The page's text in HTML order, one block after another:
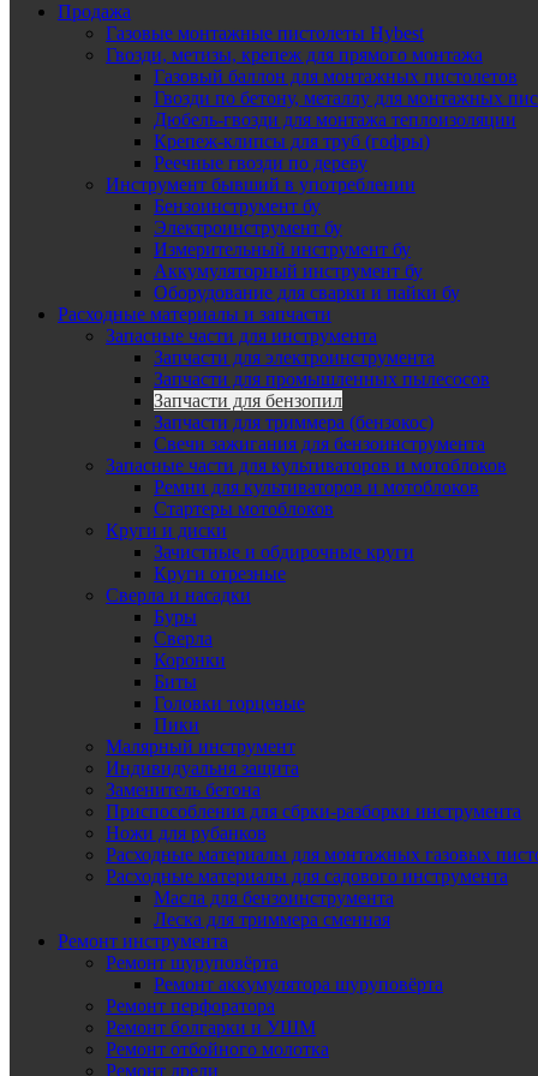
Продажа
Газовые монтажные пистолеты Hybest
Гвозди, метизы, крепеж для прямого монтажа
Газовый баллон для монтажных пистолетов
Гвозди по бетону, металлу для монтажных
Дюбель-гвозди для монтажа теплоизоляции
Крепеж-клипсы для труб (гофры)
Реечные гвозди по дереву
Инструмент бывший в употреблении
Бензоинструмент бу
Электроинструмент бу
Измерительный инструмент бу
Аккумуляторный инструмент бу
Оборудование для сварки и пайки бу
Расходные материалы и запчасти
Запасные части для инструмента
Запчасти для электроинструмента
Запчасти для промышленных пылесосов
Запчасти для бензопил
Запчасти для триммера (бензокос)
Свечи зажигания для бензоинструмента
Запасные части для культиваторов и мотоблоков
Ремни для культиваторов и мотоблоков
Стартеры мотоблоков
Круги и диски
Зачистные и обдирочные круги
Круги отрезные
Сверла и насадки
Буры
Сверла
Коронки
Биты
Головки торцевые
Пики
Малярный инструмент
Индивидуальня защита
Заменитель бетона
Приспособления для сбрки-разборки инструмента
Ножи для рубанков
Расходные материалы для монтажных газовых
Расходные материалы для садового инструмента
Масла для бензоинструмента
Леска для триммера сменная
Ремонт инструмента
Ремонт шуруповёрта
Ремонт аккумулятора шуруповёрта
Ремонт перфоратора
Ремонт болгарки и УШМ
Ремонт отбойного молотка
Ремонт дрели